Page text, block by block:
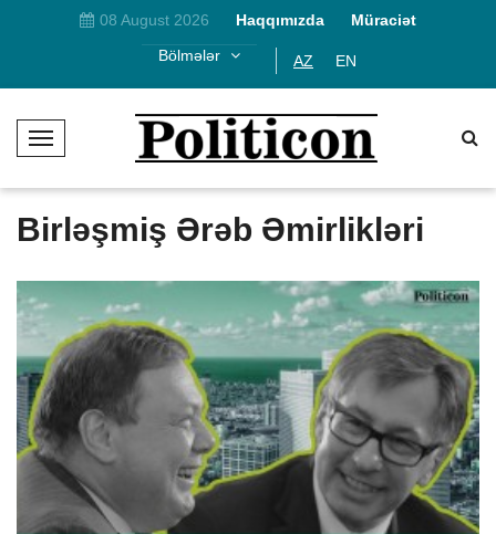
08 August 2026 Haqqımızda
Müraciət
Bölmələr
AZ EN
T
g
g
a
i
g
a
t
n
Birləşmiş Ərəb Əmirlikləri